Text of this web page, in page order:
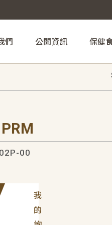
們 公開資訊 保健
00
我
的